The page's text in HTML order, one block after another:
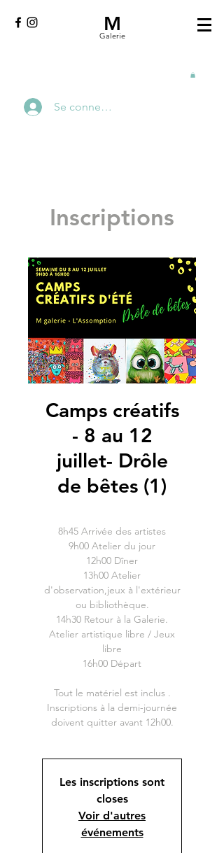
M
Galerie
Se connecter
Inscriptions
Camps créatifs
- 8 au 12
juillet- Drôle
de bêtes (1)
8h45 Arrivée des artistes
9h00 Atelier du jour
12h00 Dîner
13h00 Atelier
d'observation,jeux à l'extérieur
ou bibliothèque.
14h30 Retour à la Galerie.
Atelier artistique libre / Jeux
libre
16h00 Départ
Tout le matériel est inclus .
Inscriptions à la demi-journée
doivent quitter avant 12h00.
Les inscriptions sont
closes
Voir d'autres
événements